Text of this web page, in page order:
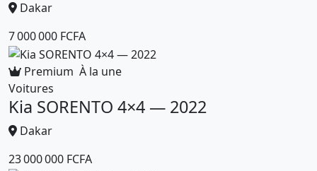
Dakar
7 000 000 FCFA
Premium À la une
Voitures
Kia SORENTO 4×4 — 2022
Dakar
23 000 000 FCFA